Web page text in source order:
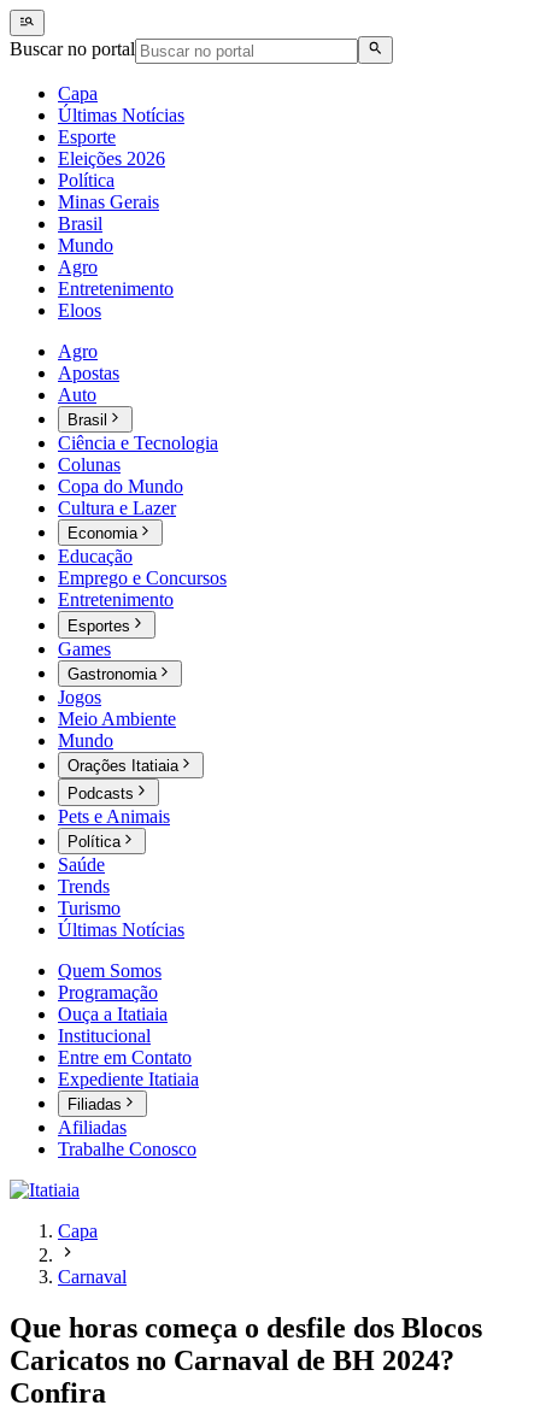
Buscar no portal
Capa
Últimas Notícias
Esporte
Eleições 2026
Política
Minas Gerais
Brasil
Mundo
Agro
Entretenimento
Eloos
Agro
Apostas
Auto
Brasil
Ciência e Tecnologia
Colunas
Copa do Mundo
Cultura e Lazer
Economia
Educação
Emprego e Concursos
Entretenimento
Esportes
Games
Gastronomia
Jogos
Meio Ambiente
Mundo
Orações Itatiaia
Podcasts
Pets e Animais
Política
Saúde
Trends
Turismo
Últimas Notícias
Quem Somos
Programação
Ouça a Itatiaia
Institucional
Entre em Contato
Expediente Itatiaia
Filiadas
Afiliadas
Trabalhe Conosco
Capa
Carnaval
Que horas começa o desfile dos Blocos
Caricatos no Carnaval de BH 2024?
Confira